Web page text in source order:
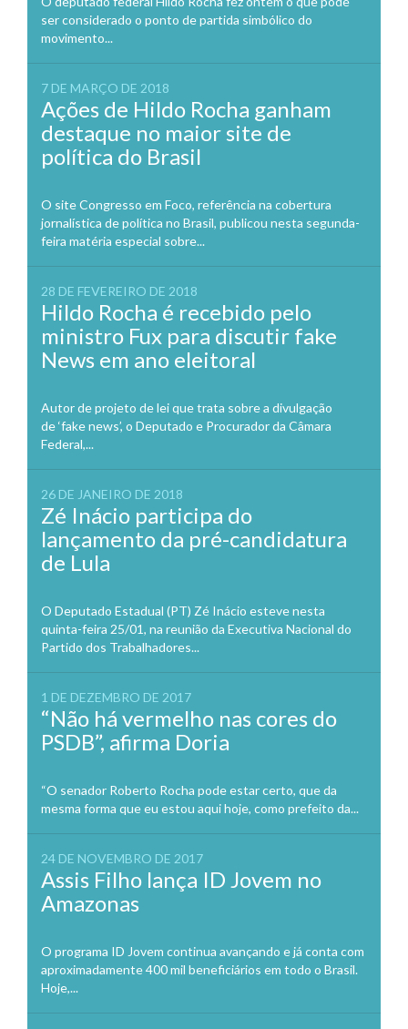
ser considerado o ponto de partida simbólico do
movimento...
7 DE MARÇO DE 2018
Ações de Hildo Rocha ganham
destaque no maior site de
política do Brasil
O site Congresso em Foco, referência na cobertura
jornalística de política no Brasil, publicou nesta segunda-
feira matéria especial sobre...
28 DE FEVEREIRO DE 2018
Hildo Rocha é recebido pelo
ministro Fux para discutir fake
News em ano eleitoral
Autor de projeto de lei que trata sobre a divulgação
de ‘fake news’, o Deputado e Procurador da Câmara
Federal,...
26 DE JANEIRO DE 2018
Zé Inácio participa do
lançamento da pré-candidatura
de Lula
O Deputado Estadual (PT) Zé Inácio esteve nesta
quinta-feira 25/01, na reunião da Executiva Nacional do
Partido dos Trabalhadores...
1 DE DEZEMBRO DE 2017
“Não há vermelho nas cores do
PSDB”, afirma Doria
“O senador Roberto Rocha pode estar certo, que da
mesma forma que eu estou aqui hoje, como prefeito da...
24 DE NOVEMBRO DE 2017
Assis Filho lança ID Jovem no
Amazonas
O programa ID Jovem continua avançando e já conta com
aproximadamente 400 mil beneficiários em todo o Brasil.
Hoje,...